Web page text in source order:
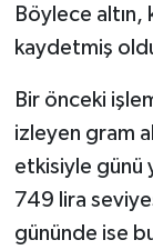
Böylece altın,
kaydetmiş
Bir önceki
izleyen gram
etkisiyle günü
749 lira
gününde ise